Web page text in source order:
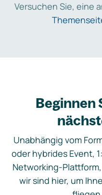
Versuchen Sie, eine
Beginnen
Unabhängig vom
oder hybrides Event,
Networking-
wir sind hier, um